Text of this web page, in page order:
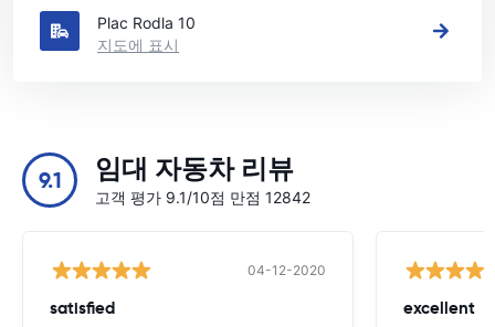
Plac Rodla 10
지도에 표시
9.1 임대 자동차 리뷰
고객 평가 9.1/10점 만점 12842
04-12-2020
satisfied excellent